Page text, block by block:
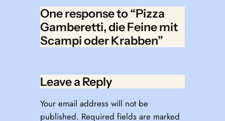
One response to “Pizza
Gamberetti, die Feine mit
Scampi oder Krabben”
Leave a Reply
Your email address will not be
published. Required fields are marked